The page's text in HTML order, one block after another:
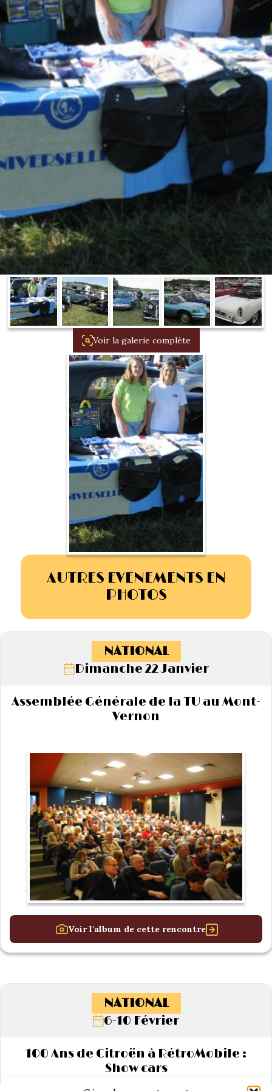
Notre local
La Boutique
Les pièces
L’assurance
Liens
La Revue
Les salons
La traction
La Traction des
membres
Bibliographie
Présentation 7
Présentation 11
Présentation 15 six
Evolution 7 et 11 -
1934/1941
Evolution 11 –
1945/1952
Evolution 11 –
1952/1957
La 15/6 G –
1938/1947
La 15/6 D –
1947/1955
La 15/6 H –
1954/1956
Voir la galerie complète
AUTRES EVENEMENTS EN
PHOTOS
NATIONAL
Dimanche 22 Janvier
Assemblée Générale de la TU au Mont-
Vernon
Voir l'album de cette rencontre
NATIONAL
6-10 Février
100 Ans de Citroën à RétroMobile :
Show cars